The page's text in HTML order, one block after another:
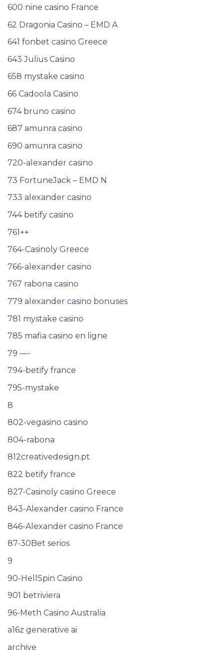
600 nine casino France
62 Dragonia Casino – EMD A
641 fonbet casino Greece
643 Julius Casino
658 mystake casino
66 Cadoola Casino
674 bruno casino
687 amunra casino
690 amunra casino
720-alexander casino
73 FortuneJack – EMD N
733 alexander casino
744 betify casino
761++
764-Casinoly Greece
766-alexander casino
767 rabona casino
779 alexander casino bonuses
781 mystake casino
785 mafia casino en ligne
79 —-
794-betify france
795-mystake
8
802-vegasino casino
804-rabona
812creativedesign.pt
822 betify france
827-Casinoly casino Greece
843-Alexander casino France
846-Alexander casino France
87-30Bet serios
9
90-HellSpin Casino
901 betriviera
96-Meth Casino Australia
a16z generative ai
archive